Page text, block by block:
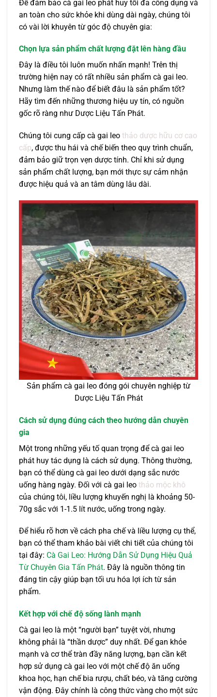
Để đảm bảo cà gai leo phát huy tối đa công dụng và
an toàn cho sức khỏe khi dùng dài ngày, chúng tôi
có vài lời khuyên từ góc độ chuyên gia:
Chọn lựa sản phẩm chất lượng đặt lên hàng đầu
Đây là điều tôi luôn muốn nhấn mạnh! Trên thị
trường hiện nay có rất nhiều sản phẩm cà gai leo.
Nhưng làm thế nào để biết đâu là sản phẩm tốt?
Hãy tìm đến những thương hiệu uy tín, có nguồn
gốc rõ ràng như Dược Liệu Tấn Phát.
Chúng tôi cung cấp cà gai leo thảo dược hữu cơ cao
cấp, được thu hái và chế biến theo quy trình chuẩn,
đảm bảo giữ trọn vẹn dược tính. Chỉ khi sử dụng
sản phẩm chất lượng, bạn mới thực sự cảm nhận
được hiệu quả và an tâm dùng lâu dài.
Sản phẩm cà gai leo đóng gói chuyên nghiệp từ
Dược Liệu Tấn Phát
Cách sử dụng đúng cách theo hướng dẫn chuyên
gia
Một trong những yếu tố quan trọng để cà gai leo
phát huy tác dụng là cách sử dụng. Thông thường,
bạn có thể dùng cà gai leo dưới dạng sắc nước
uống hàng ngày. Đối với cà gai leo thảo mộc khô
của chúng tôi, liều lượng khuyến nghị là khoảng 50-
70g sắc với 1-1.5 lít nước, uống trong ngày.
Để hiểu rõ hơn về cách pha chế và liều lượng cụ thể,
bạn có thể tham khảo bài viết chi tiết của chúng tôi
tại đây: Cà Gai Leo: Hướng Dẫn Sử Dụng Hiệu Quả
Từ Chuyên Gia Tấn Phát. Đây là nguồn thông tin
đáng tin cậy giúp bạn tối ưu hóa lợi ích từ sản
phẩm.
Kết hợp với chế độ sống lành mạnh
Cà gai leo là một “người bạn” tuyệt vời, nhưng
không phải là “thần dược” duy nhất. Để gan khỏe
mạnh và cơ thể tràn đầy năng lượng, bạn cần kết
hợp sử dụng cà gai leo với một chế độ ăn uống
khoa học, hạn chế bia rượu, chất béo, và tăng cường
vận động. Đây chính là công thức vàng cho một sức